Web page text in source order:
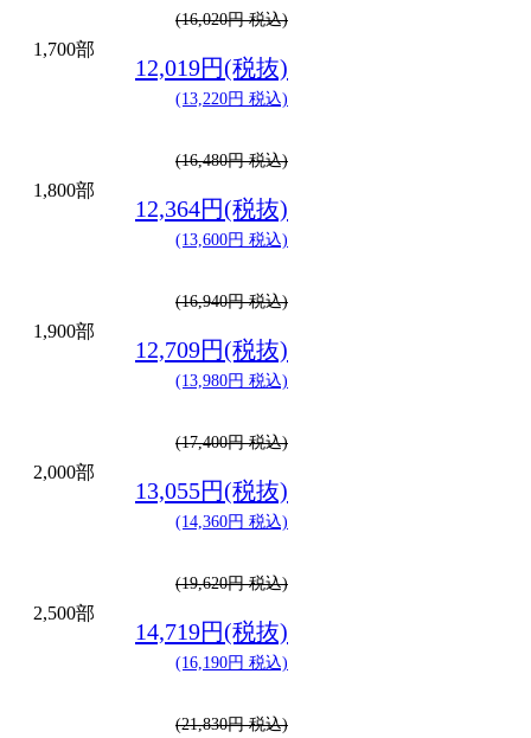
1,700部
(16,020円 税込)
12,019円(税抜)
(13,220円 税込)
1,800部
(16,480円 税込)
12,364円(税抜)
(13,600円 税込)
1,900部
(16,940円 税込)
12,709円(税抜)
(13,980円 税込)
2,000部
(17,400円 税込)
13,055円(税抜)
(14,360円 税込)
2,500部
(19,620円 税込)
14,719円(税抜)
(16,190円 税込)
(21,830円 税込)